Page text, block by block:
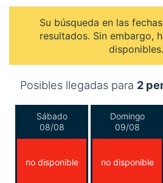
Su búsqueda en las
resultados. Sin embargo,
disponibles.
Posibles llegadas para 2
Sábado
08/08
no disponible
Domingo
09/08
no disponible